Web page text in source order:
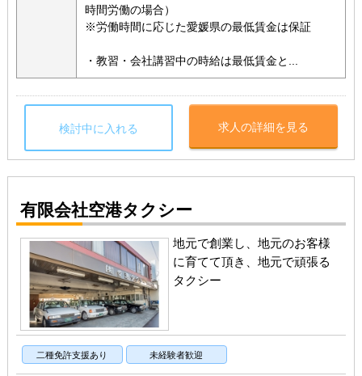
時間労働の場合）
※労働時間に応じた愛媛県の最低賃金は保証
・教習・会社講習中の時給は最低賃金と...
検討中に入れる 求人の詳細を見る
有限会社空港タクシー
地元で創業し、地元のお客様
に育てて頂き、地元で頑張る
タクシー
二種免許支援あり 未経験者歓迎